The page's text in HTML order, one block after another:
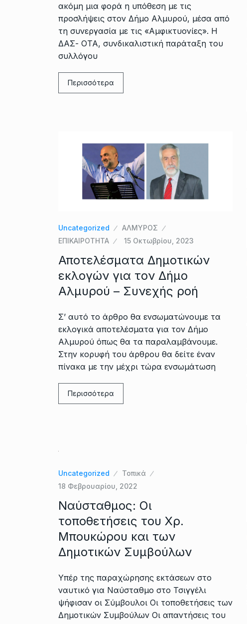
ακόμη μια φορά η υπόθεση με τις
προσλήψεις στον Δήμο Αλμυρού, μέσα από
τη συνεργασία με τις «Αμφικτυονίες». Η
ΔΑΣ- ΟΤΑ, συνδικαλιστική παράταξη του
συλλόγου
Περισσότερα
Uncategorized
ΑΛΜΥΡΟΣ
ΕΠΙΚΑΙΡΟΤΗΤΑ
15 Οκτωβρίου, 2023
Αποτελέσματα Δημοτικών
εκλογών για τον Δήμο
Αλμυρού – Συνεχής ροή
Σ’ αυτό το άρθρο θα ενσωματώνουμε τα
εκλογικά αποτελέσματα για τον Δήμο
Αλμυρού όπως θα τα παραλαμβάνουμε.
Στην κορυφή του άρθρου θα δείτε έναν
πίνακα με την μέχρι τώρα ενσωμάτωση
Περισσότερα
Uncategorized
Τοπικά
18 Φεβρουαρίου, 2022
Ναύσταθμος: Οι
τοποθετήσεις του Χρ.
Μπουκώρου και των
Δημοτικών Συμβούλων
Υπέρ της παραχώρησης εκτάσεων στο
ναυτικό για Ναύσταθμο στο Τσιγγέλι
ψήφισαν οι Σύμβουλοι Οι τοποθετήσεις των
Δημοτικών Συμβούλων Οι απαντήσεις του